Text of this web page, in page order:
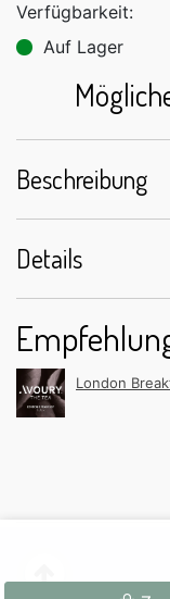
Verfügbarkeit:
Auf Lager
Beschreibung
Details
London